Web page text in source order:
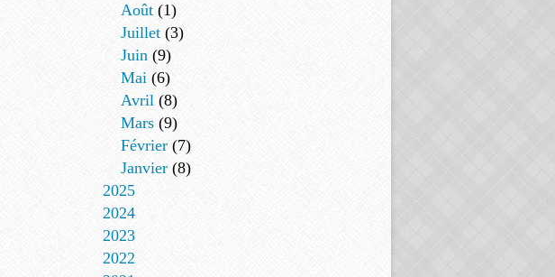
Août (1)
Juillet (3)
Juin (9)
Mai (6)
Avril (8)
Mars (9)
Février (7)
Janvier (8)
2025
2024
2023
2022